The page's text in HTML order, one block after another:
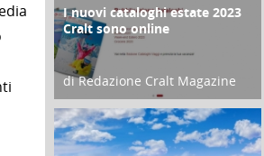
CONTRO COPERTINA
I nuovi cataloghi estate 2023
Cralt sono online
di Redazione Cralt Magazine
07 Marzo 2023